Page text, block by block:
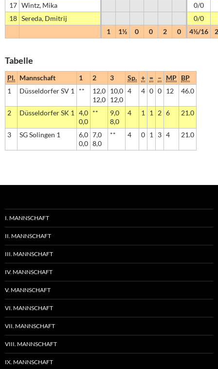
17 Wintz, Mika
0/0
18 Sereda, Dmitrij
0/0
1
1½ 0 0 2 0 4½/16
Tabelle
Pl. Mannschaft 1 2 3 Sp. + = – MP BP
1
Düsseldorfer SV 1 **
12,0
12,0
10,0
12,0
4 4 0 0 12 46.0
2 Düsseldorfer SK 1
4,0
0,0
**
9,0
8,0
4 1 1 2 6 21.0
3 SG Solingen 1
6,0
0,0
7,0
8,0
** 4 0 1 3 4 21.0
I. MANNSCHAFT
II. MANNSCHAFT
III. MANNSCHAFT
IV. MANNSCHAFT
V. MANNSCHAFT
VI. MANNSCHAFT
VII. MANNSCHAFT
VIII. MANNSCHAFT
IX. MANNSCHAFT